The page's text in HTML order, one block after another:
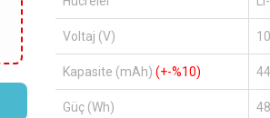
Voltaj (V)
Kapasite (mAh) (+-%10)
Güç (Wh) 48